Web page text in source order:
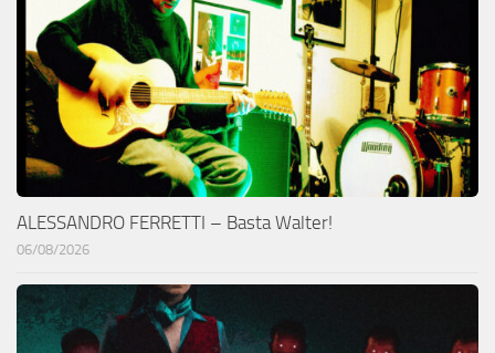
ALESSANDRO FERRETTI – Basta Walter!
06/08/2026